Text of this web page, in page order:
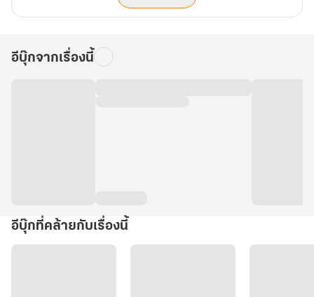
อีบุ๊กจากเรื่องนี้
อีบุ๊กที่คล้ายกับเรื่องนี้